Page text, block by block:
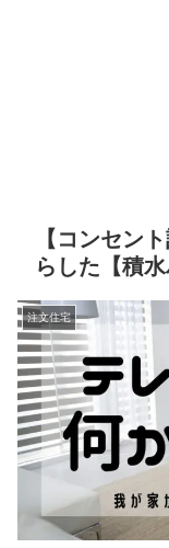
【コンセン
らした【積
注文住宅